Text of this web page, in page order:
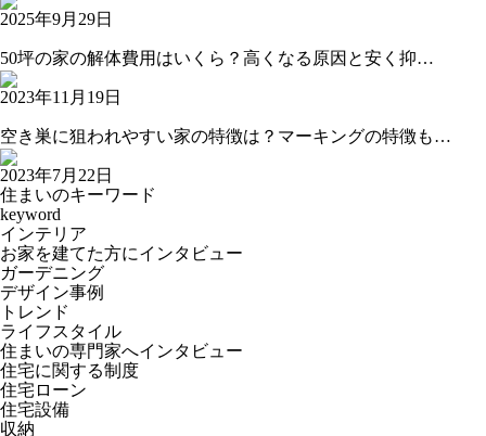
2025年9月29日
50坪の家の解体費用はいくら？高くなる原因と安く抑…
2023年11月19日
空き巣に狙われやすい家の特徴は？マーキングの特徴も…
2023年7月22日
住まいのキーワード
keyword
インテリア
お家を建てた方にインタビュー
ガーデニング
デザイン事例
トレンド
ライフスタイル
住まいの専門家へインタビュー
住宅に関する制度
住宅ローン
住宅設備
収納